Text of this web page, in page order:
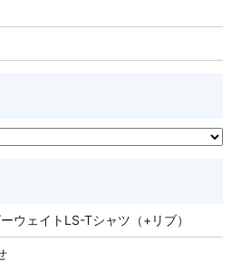
ウェイトLS-Tシャツ（+リブ）